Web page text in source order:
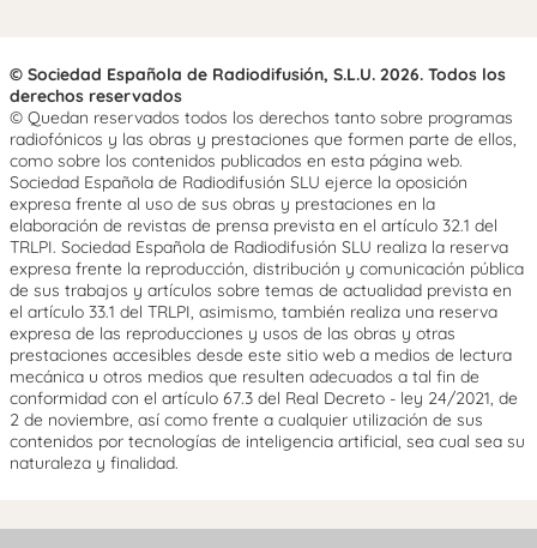
© Sociedad Española de Radiodifusión, S.L.U. 2026. Todos los
derechos reservados
© Quedan reservados todos los derechos tanto sobre programas
radiofónicos y las obras y prestaciones que formen parte de ellos,
como sobre los contenidos publicados en esta página web.
Sociedad Española de Radiodifusión SLU ejerce la oposición
expresa frente al uso de sus obras y prestaciones en la
elaboración de revistas de prensa prevista en el artículo 32.1 del
TRLPI. Sociedad Española de Radiodifusión SLU realiza la reserva
expresa frente la reproducción, distribución y comunicación pública
de sus trabajos y artículos sobre temas de actualidad prevista en
el artículo 33.1 del TRLPI, asimismo, también realiza una reserva
expresa de las reproducciones y usos de las obras y otras
prestaciones accesibles desde este sitio web a medios de lectura
mecánica u otros medios que resulten adecuados a tal fin de
conformidad con el artículo 67.3 del Real Decreto - ley 24/2021, de
2 de noviembre, así como frente a cualquier utilización de sus
contenidos por tecnologías de inteligencia artificial, sea cual sea su
naturaleza y finalidad.